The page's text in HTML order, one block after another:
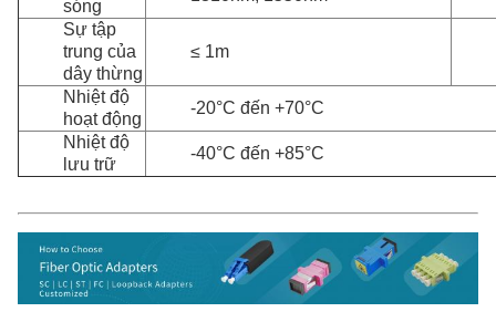
sóng
Sự tập
trung của
dây thừng
≤ 1m
Nhiệt độ
hoạt động
-20°C đến +70°C
Nhiệt độ
lưu trữ
-40°C đến +85°C